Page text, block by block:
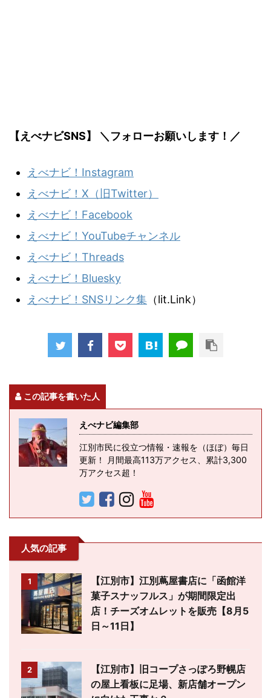
【えべナビSNS】 ＼フォローお願いします！／
えべナビ！Instagram
えべナビ！X（旧Twitter）
えべナビ！Facebook
えべナビ！YouTubeチャンネル
えべナビ！Threads
えべナビ！Bluesky
えべナビ！SNSリンク集 （lit.Link）
この記事を書いた人
えべナビ編集部
江別市民に役立つ情報・速報を（ほぼ）毎日
更新！ 月間最高113万アクセス、累計3,300
万アクセス超！
人気の記事
1
【江別市】江別蔦屋書店に「函館洋
菓子スナッフルス」が期間限定出
店！チーズオムレットを販売【8月5
日～11日】
2
【江別市】旧コープさっぽろ野幌店
の屋上看板に足場、新店舗オープン